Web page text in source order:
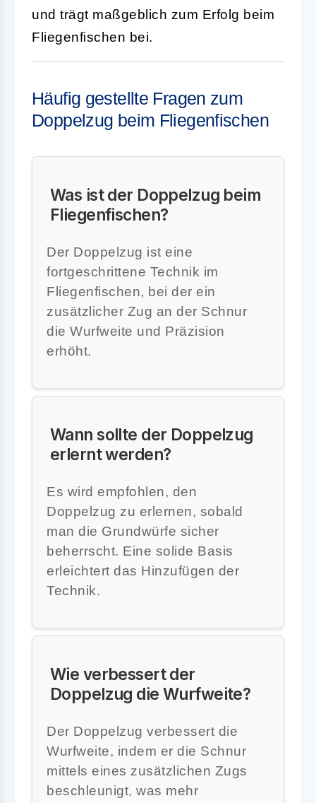
und trägt maßgeblich zum Erfolg beim
Fliegenfischen bei.
Häufig gestellte Fragen zum
Doppelzug beim Fliegenfischen
Was ist der Doppelzug beim
Fliegenfischen?
Der Doppelzug ist eine
fortgeschrittene Technik im
Fliegenfischen, bei der ein
zusätzlicher Zug an der Schnur
die Wurfweite und Präzision
erhöht.
Wann sollte der Doppelzug
erlernt werden?
Es wird empfohlen, den
Doppelzug zu erlernen, sobald
man die Grundwürfe sicher
beherrscht. Eine solide Basis
erleichtert das Hinzufügen der
Technik.
Wie verbessert der
Doppelzug die Wurfweite?
Der Doppelzug verbessert die
Wurfweite, indem er die Schnur
mittels eines zusätzlichen Zugs
beschleunigt, was mehr